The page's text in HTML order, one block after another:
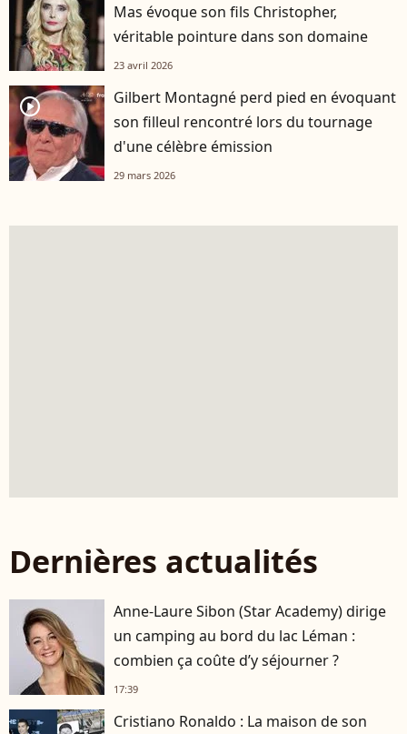
Mas évoque son fils Christopher,
véritable pointure dans son domaine
23 avril 2026
player2
Gilbert Montagné perd pied en évoquant
son filleul rencontré lors du tournage
d'une célèbre émission
29 mars 2026
Dernières actualités
Anne-Laure Sibon (Star Academy) dirige
un camping au bord du lac Léman :
combien ça coûte d’y séjourner ?
17:39
Cristiano Ronaldo : La maison de son